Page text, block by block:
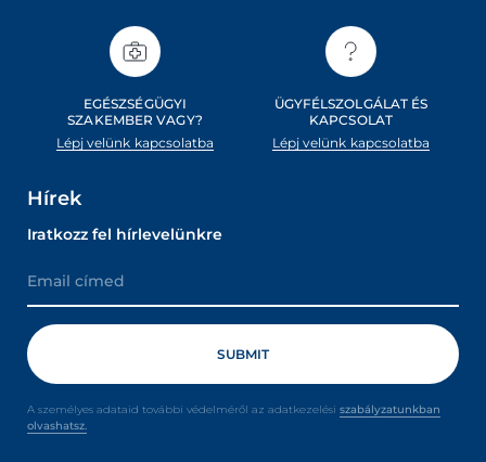
EGÉSZSÉGÜGYI
SZAKEMBER VAGY?
Lépj velünk kapcsolatba
ÜGYFÉLSZOLGÁLAT ÉS
KAPCSOLAT
Lépj velünk kapcsolatba
Hírek
Iratkozz fel hírlevelünkre
A személyes adataid további védelméről az adatkezelési szabályzatunkban
olvashatsz.